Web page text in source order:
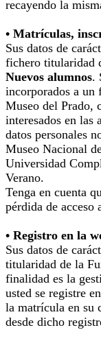
recayendo la
• Matrículas,
Sus datos de
fichero titularidad
Nuevos alumnos.
incorporados a
Museo del Prado,
interesados en las
datos personales
Museo Nacional
Universidad
Verano.
Tenga en cuenta
pérdida de acceso
• Registro en la
Sus datos de
titularidad de la
finalidad es la
usted se registre
la matrícula en su
desde dicho